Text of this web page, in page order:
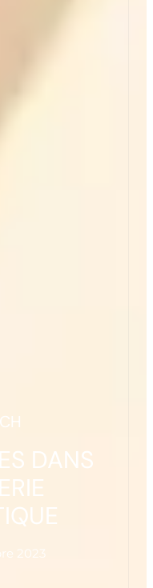
DANS
2023